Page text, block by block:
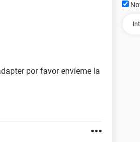
por favor envíeme la